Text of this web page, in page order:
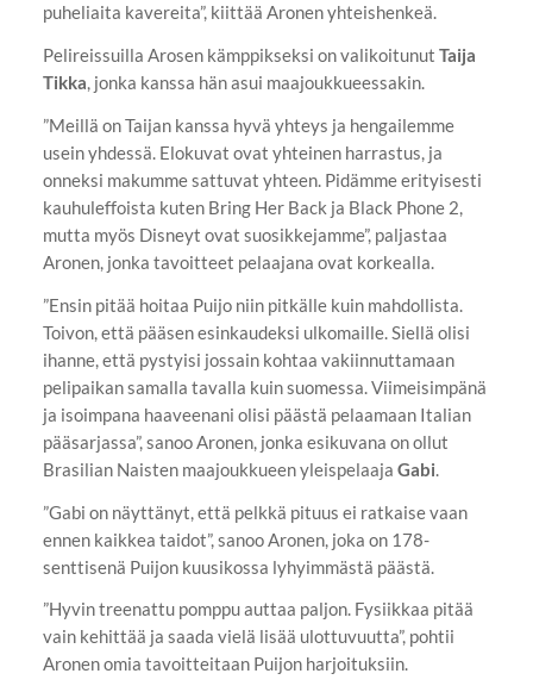
puheliaita kavereita”, kiittää Aronen yhteishenkeä.
Pelireissuilla Arosen kämppikseksi on valikoitunut Taija
Tikka, jonka kanssa hän asui maajoukkueessakin.
”Meillä on Taijan kanssa hyvä yhteys ja hengailemme
usein yhdessä. Elokuvat ovat yhteinen harrastus, ja
onneksi makumme sattuvat yhteen. Pidämme erityisesti
kauhuleffoista kuten Bring Her Back ja Black Phone 2,
mutta myös Disneyt ovat suosikkejamme”, paljastaa
Aronen, jonka tavoitteet pelaajana ovat korkealla.
”Ensin pitää hoitaa Puijo niin pitkälle kuin mahdollista.
Toivon, että pääsen esinkaudeksi ulkomaille. Siellä olisi
ihanne, että pystyisi jossain kohtaa vakiinnuttamaan
pelipaikan samalla tavalla kuin suomessa. Viimeisimpänä
ja isoimpana haaveenani olisi päästä pelaamaan Italian
pääsarjassa”, sanoo Aronen, jonka esikuvana on ollut
Brasilian Naisten maajoukkueen yleispelaaja Gabi.
”Gabi on näyttänyt, että pelkkä pituus ei ratkaise vaan
ennen kaikkea taidot”, sanoo Aronen, joka on 178-
senttisenä Puijon kuusikossa lyhyimmästä päästä.
”Hyvin treenattu pomppu auttaa paljon. Fysiikkaa pitää
vain kehittää ja saada vielä lisää ulottuvuutta”, pohtii
Aronen omia tavoitteitaan Puijon harjoituksiin.